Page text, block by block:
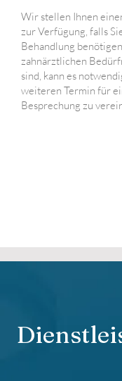
Wir stellen Ihnen
zur Verfügung, falls
Behandlung
zahnärztlichen
sind, kann es
weiteren Termin für
Besprechung zu